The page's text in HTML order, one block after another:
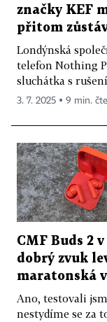
značky KEF
přitom
Londýnská
telefon Nothing
sluchátka s
3. 7. 2025 ▪ 9 min.
CMF Buds 2
dobrý zvuk
maratonská
Ano, testovali
nestydíme se za